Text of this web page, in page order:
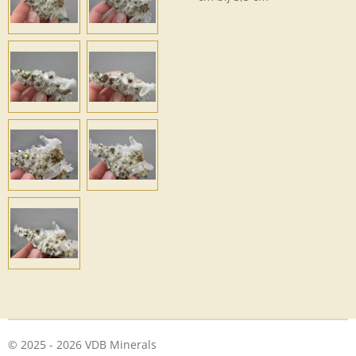
© 2025 - 2026 VDB Minerals